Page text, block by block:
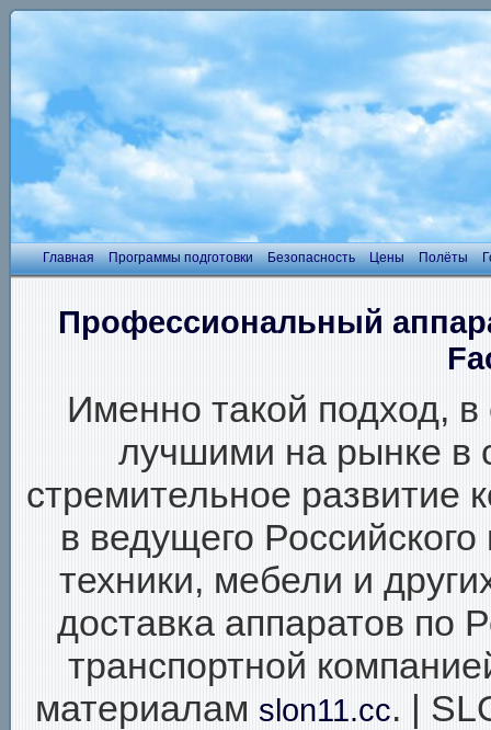
Главная Программы подготовки Безопасность Цены Полёты
Профессиональный
Именно такой подход,
лучшими на рынке в
стремительное развитие
в ведущего
техники, мебели и
доставка аппаратов по
транспортной
материалам slon11.cc. |